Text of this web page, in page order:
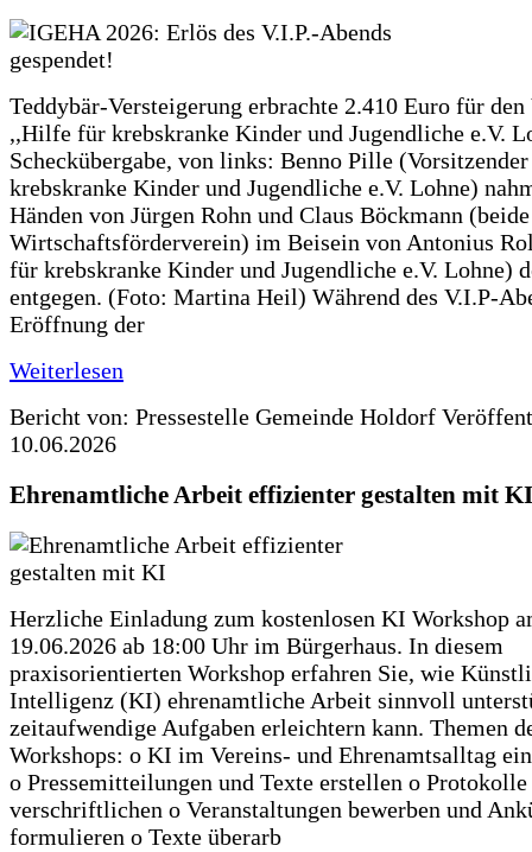
Teddybär-Versteigerung erbrachte 2.410 Euro für den
,,Hilfe für krebskranke Kinder und Jugendliche e.V.
Scheckübergabe, von links: Benno Pille
krebskranke Kinder und Jugendliche e.V. Lohne)
Händen von Jürgen Rohn und Claus Böckmann
Wirtschaftsförderverein) im Beisein von Antonius
für krebskranke Kinder und Jugendliche e.V. Lohne)
entgegen. (Foto: Martina Heil) Während des V.I.P-
Eröffnung der
Weiterlesen
Bericht von: Pressestelle Gemeinde Holdorf
10.06.2026
Ehrenamtliche Arbeit effizienter gestalten mit KI
Herzliche Einladung zum kostenlosen KI Workshop
19.06.2026 ab 18:00 Uhr im Bürgerhaus. In diesem
praxisorientierten Workshop erfahren Sie, wie
Intelligenz (KI) ehrenamtliche Arbeit sinnvoll
zeitaufwendige Aufgaben erleichtern kann. Themen
Workshops: o KI im Vereins- und Ehrenamtsalltag
o Pressemitteilungen und Texte erstellen o
verschriftlichen o Veranstaltungen bewerben und
formulieren o Texte überarb